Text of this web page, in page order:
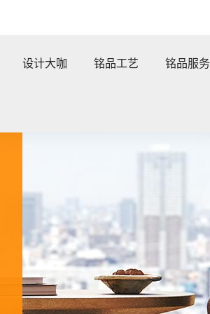
设计大咖 铭品工艺 铭品服务